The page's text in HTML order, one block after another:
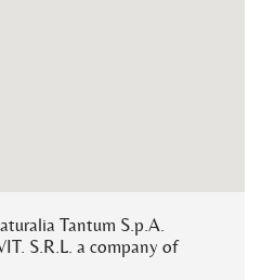
Tantum S.p.A.
S.R.L. a company of